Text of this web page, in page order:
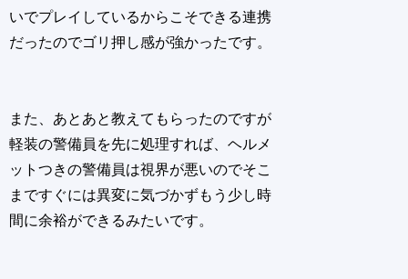
いでプレイしているからこそできる連携
だったのでゴリ押し感が強かったです。
また、あとあと教えてもらったのですが
軽装の警備員を先に処理すれば、ヘルメ
ットつきの警備員は視界が悪いのでそこ
まですぐには異変に気づかずもう少し時
間に余裕ができるみたいです。